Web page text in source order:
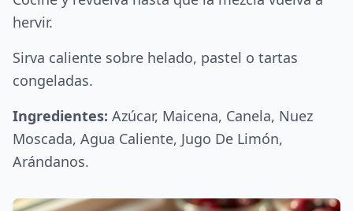
hervir.
Sirva caliente sobre helado, pastel o tartas
congeladas.
Ingredientes: Azúcar, Maicena, Canela, Nuez
Moscada, Agua Caliente, Jugo De Limón,
Arándanos.